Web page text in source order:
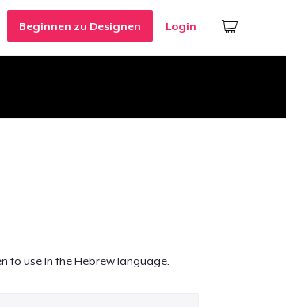
Beginnen zu Designen Login
to use in the Hebrew language.